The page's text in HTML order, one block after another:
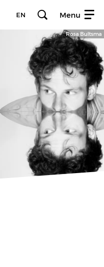
EN Menu
Rosa Bultsma